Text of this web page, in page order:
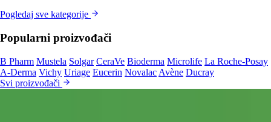
Pogledaj sve kategorije
Popularni proizvođači
B Pharm Mustela Solgar CeraVe Bioderma Microlife La Roche-Posay
A-Derma Vichy Uriage Eucerin Novalac Avène Ducray
Svi proizvođači